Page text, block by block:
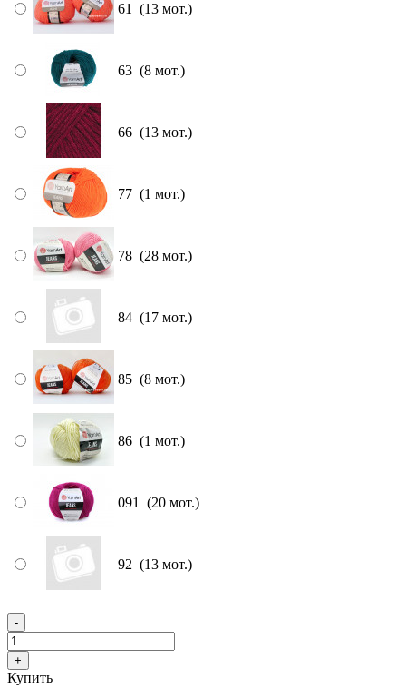
61 (13 мот.)
63 (8 мот.)
66 (13 мот.)
77 (1 мот.)
78 (28 мот.)
84 (17 мот.)
85 (8 мот.)
86 (1 мот.)
091 (20 мот.)
92 (13 мот.)
Купить